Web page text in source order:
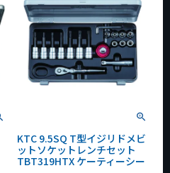
KTC 9.5SQ T型イジリドメビ
ットソケットレンチセット
TBT319HTX ケーティーシー